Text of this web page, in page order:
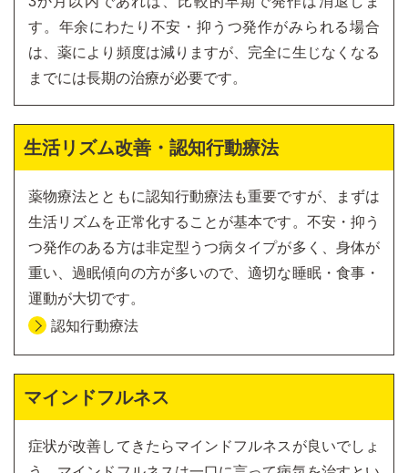
す。年余にわたり不安・抑うつ発作がみられる場合
は、薬により頻度は減りますが、完全に生じなくなる
までには長期の治療が必要です。
生活リズム改善・認知行動療法
薬物療法とともに認知行動療法も重要ですが、まずは
生活リズムを正常化することが基本です。不安・抑う
つ発作のある方は非定型うつ病タイプが多く、身体が
重い、過眠傾向の方が多いので、適切な睡眠・食事・
運動が大切です。
認知行動療法
マインドフルネス
症状が改善してきたらマインドフルネスが良いでしょ